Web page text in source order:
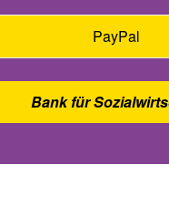
PayPal
Bank für